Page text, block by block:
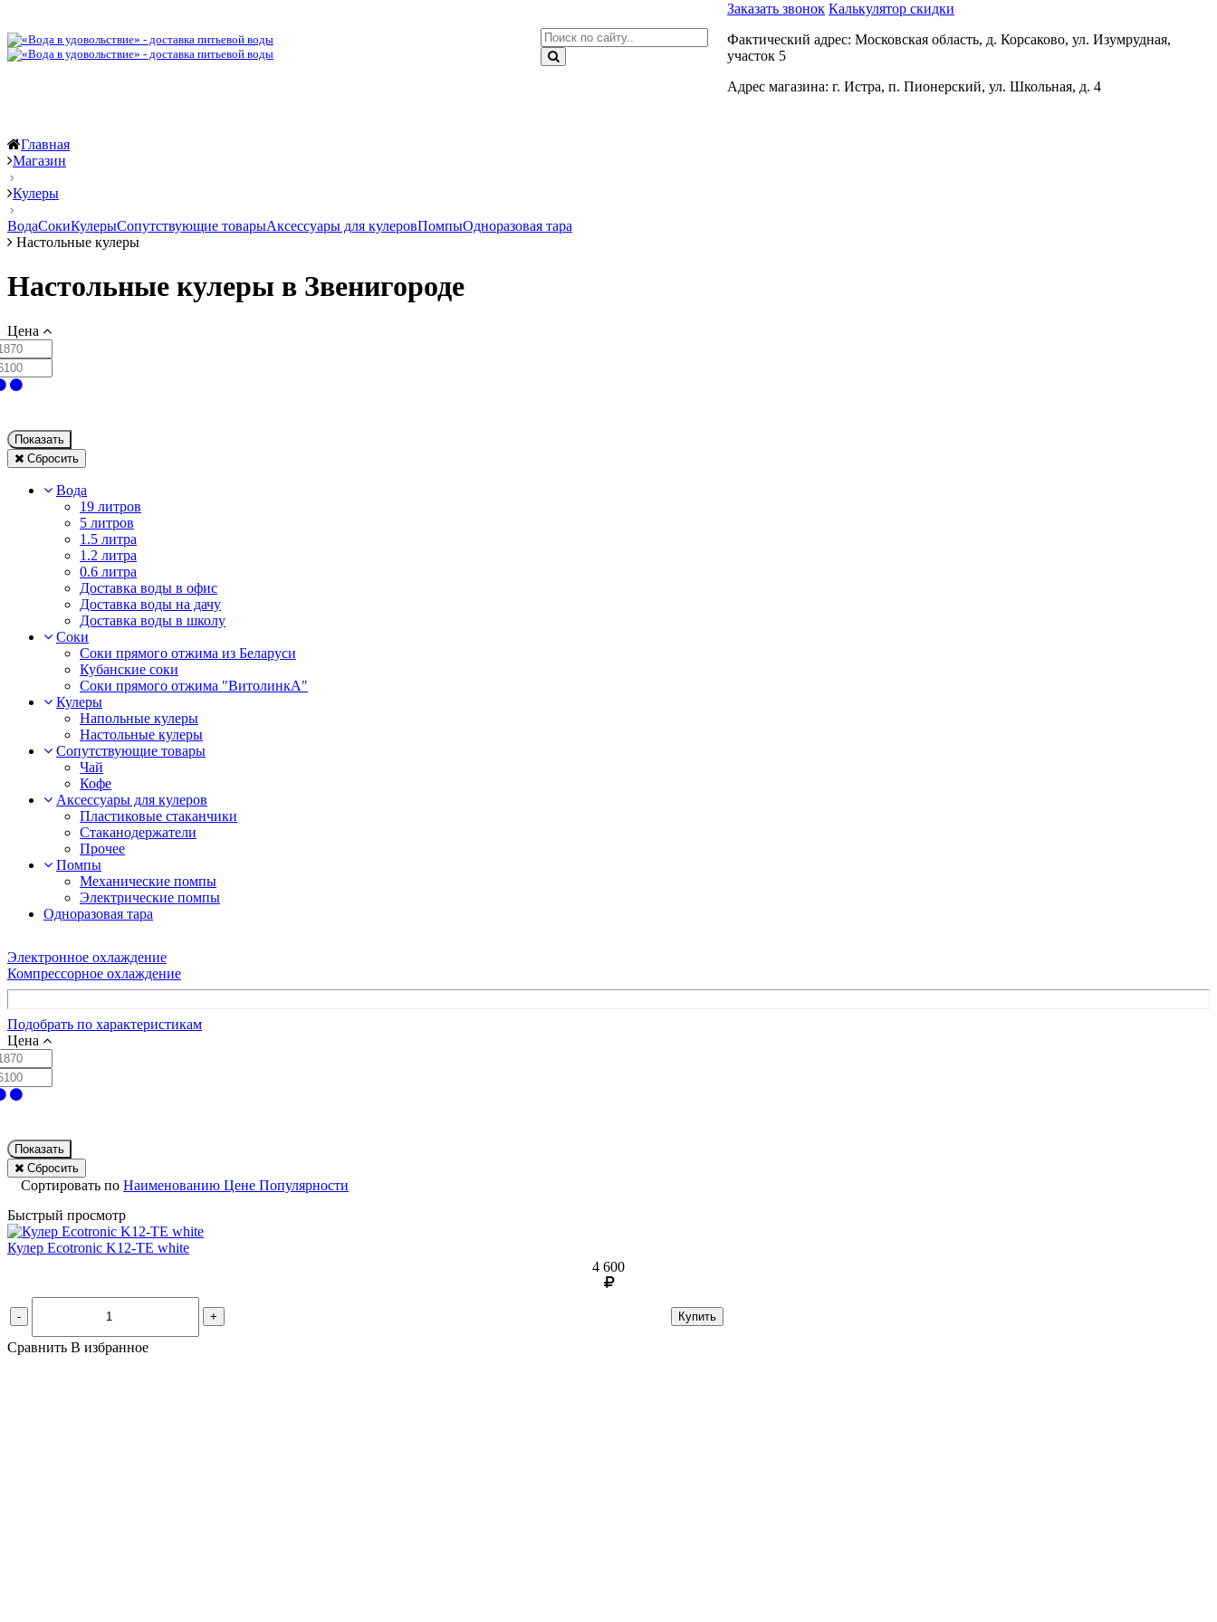
Заказать звонок Калькулятор скидки
Фактический адрес: Московская область, д. Корсаково, ул. Изумрудная,
участок 5
Адрес магазина: г. Истра, п. Пионерский, ул. Школьная, д. 4
Главная
Магазин
Кулеры
ВодаСокиКулерыСопутствующие товарыАксессуары для кулеровПомпыОдноразовая тара
Настольные кулеры
Настольные кулеры в Звенигороде
Цена
Показать
Сбросить
Вода
19 литров
5 литров
1.5 литра
1.2 литра
0.6 литра
Доставка воды в офис
Доставка воды на дачу
Доставка воды в школу
Соки
Соки прямого отжима из Беларуси
Кубанские соки
Соки прямого отжима "ВитолинкА"
Кулеры
Напольные кулеры
Настольные кулеры
Сопутствующие товары
Чай
Кофе
Аксессуары для кулеров
Пластиковые стаканчики
Стаканодержатели
Прочее
Помпы
Механические помпы
Электрические помпы
Одноразовая тара
Электронное охлаждение
Компрессорное охлаждение
Подобрать по характеристикам
Цена
Показать
Сбросить
Сортировать по Наименованию Цене Популярности
Быстрый просмотр
Кулер Ecotronic K12-TE white
4 600
- + Купить
Сравнить В избранное